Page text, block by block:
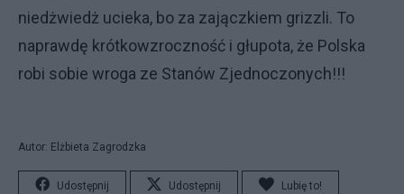
niedżwiedż ucieka, bo za zajączkiem grizzli. To
naprawdę krótkowzroczność i głupota, że Polska
robi sobie wroga ze Stanów Zjednoczonych!!!
Autor: Elżbieta Zagrodzka
Udostępnij Udostępnij Lubię to!